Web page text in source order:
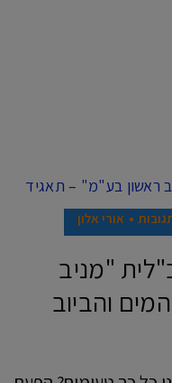
אורי אלון
"מניב
והביוב